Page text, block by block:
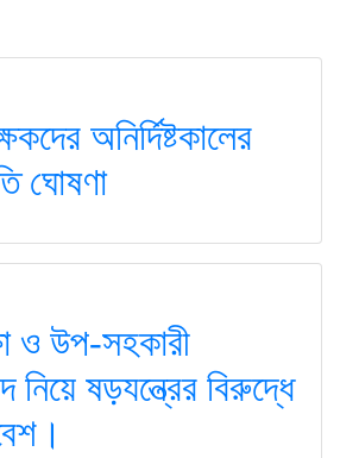
অনির্দিষ্টকালের
ঘোষণা
ও উপ-সহকারী
ষড়যন্ত্রের বিরুদ্ধে